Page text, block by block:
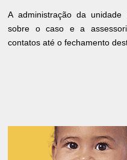
A administração da
sobre o caso e a
contatos até o fechamento